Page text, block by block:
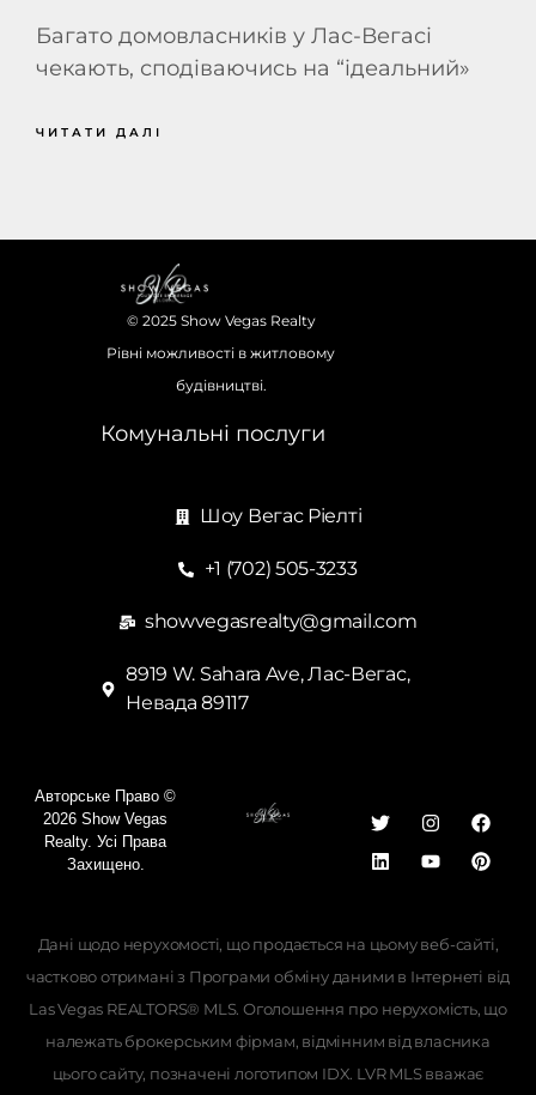
Багато домовласників у Лас-Вегасі
чекають, сподіваючись на “ідеальний»
ЧИТАТИ ДАЛІ
© 2025 Show Vegas Realty
Рівні можливості в житловому
будівництві.
Комунальні послуги
Шоу Вегас Ріелті
+1 (702) 505-3233
showvegasrealty@gmail.com
8919 W. Sahara Ave, Лас-Вегас,
Невада 89117
Авторське Право ©
2026 Show Vegas
Realty. Усі Права
Захищено.
Дані щодо нерухомості, що продається на цьому веб-сайті,
частково отримані з Програми обміну даними в Інтернеті від
Las Vegas REALTORS® MLS. Оголошення про нерухомість, що
належать брокерським фірмам, відмінним від власника
цього сайту, позначені логотипом IDX. LVR MLS вважає
Georgian